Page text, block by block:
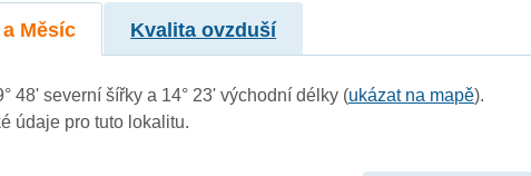
Měsíc Kvalita ovzduší
48' severní šířky a 14° 23' východní délky (ukázat na mapě).
údaje pro tuto lokalitu.